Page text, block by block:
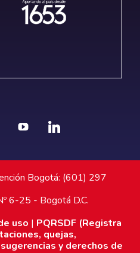
Bogotá: (601) 297
6-25 - Bogotá D.C.
uso | PQRSDF (Registra
quejas,
y derechos de